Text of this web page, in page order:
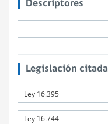
Descriptores
Legislación citada
Ley 16.395
Ley 16.744